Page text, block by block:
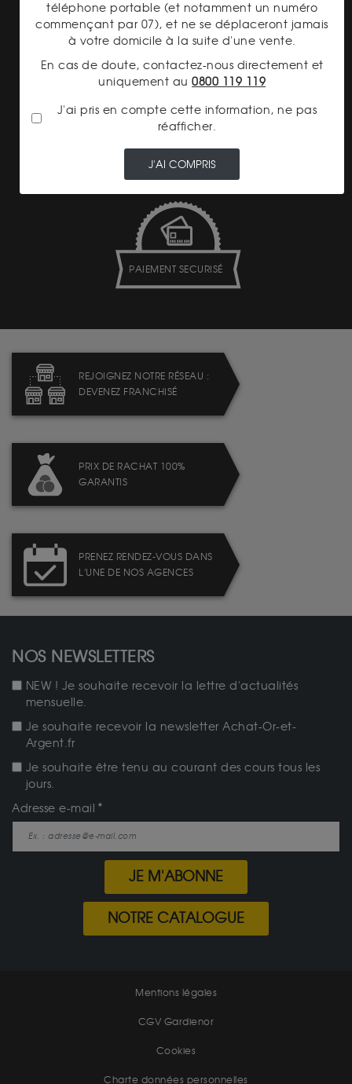
LIVRAISON ASSURÉE
PRIX
PAIEMENT SECURISÉ
REJOIGNEZ NOTRE RÉSEAU :
DEVENEZ FRANCHISÉ
PRIX DE RACHAT 100%
GARANTIS
PRENEZ RENDEZ-VOUS DANS
L'UNE DE NOS AGENCES
NOS NEWSLETTERS
NEW ! Je souhaite recevoir la lettre d'actualités
mensuelle.
Je souhaite recevoir la newsletter Achat-Or-et-
Argent.fr
Je souhaite être tenu au courant des cours tous les
jours.
Adresse e-mail
JE M'ABONNE
NOTRE CATALOGUE
Mentions légales
CGV Gardienor
Cookies
Charte données personnelles
téléphone portable (et notamment un numéro
commençant par 07), et ne se déplaceront jamais
à votre domicile à la suite d'une vente.
En cas de doute, contactez-nous directement et
uniquement au 0800 119 119
J'ai pris en compte cette information, ne pas
réafficher.
J'AI COMPRIS